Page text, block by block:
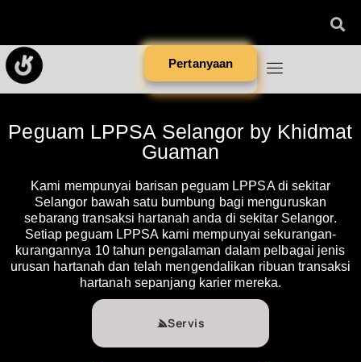
Pertanyaan
Peguam LPPSA Selangor by Khidmat
Guaman
Kami mempunyai barisan peguam LPPSA di sekitar
Selangor bawah satu bumbung bagi menguruskan
sebarang transaksi hartanah anda di sekitar Selangor.
Setiap peguam LPPSA kami mempunyai sekurangan-
kurangannya 10 tahun pengalaman dalam pelbagai jenis
urusan hartanah dan telah mengendalikan ribuan transaksi
hartanah sepanjang karier mereka.
Servis